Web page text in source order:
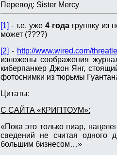
Перевод: Sister Mercy
[1] - т.е. уже4 года группку из
может (????)
[2] - http://www.wired.com/
изложены соображения
киберпанкер Джон Янг,
фотоснимки из тюрьмы
Цитаты:
С САЙТА «КРИПТОУМ»:
«Пока это только пиар,
сведений не считая одного
большим бизнесом…»